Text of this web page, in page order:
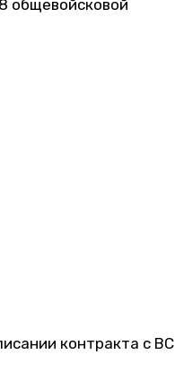
общевойсковой
контракта с ВС